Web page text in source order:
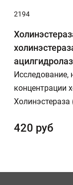
2194
Исследование,
концентрации
420 руб